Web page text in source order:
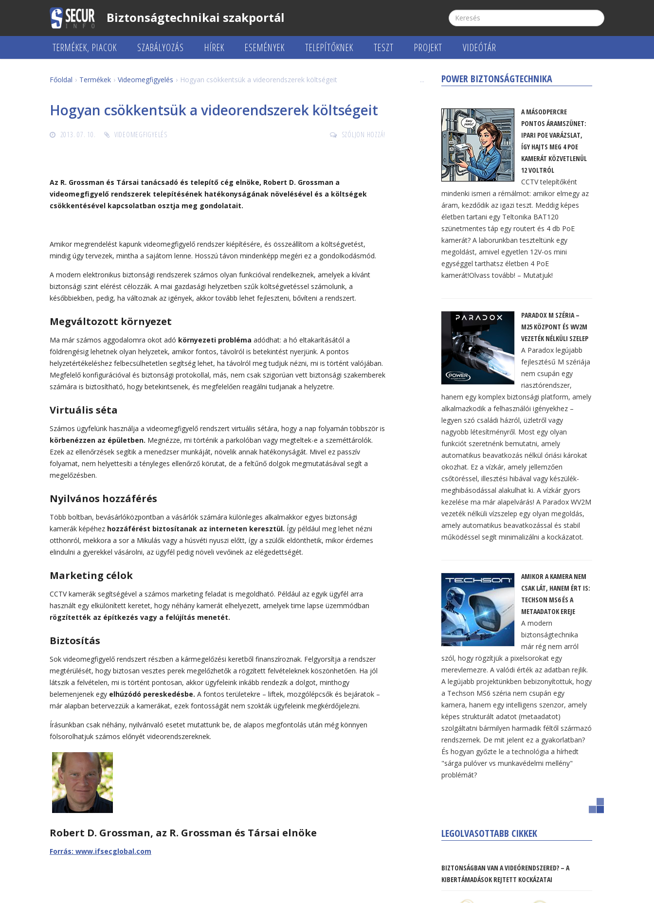
Biztonságtechnikai szakportál
TERMÉKEK, PIACOK SZABÁLYOZÁS HÍREK ESEMÉNYEK TELEPÍTŐKNEK TESZT PROJEKT VIDEÓTÁR
Főoldal Termékek Videomegfigyelés Hogyan csökkentsük a videorendszerek költségeit
Hogyan csökkentsük a videorendszerek költségeit
2013. 07. 10. VIDEOMEGFIGYELÉS SZÓLJON HOZZÁ!
Az R. Grossman és Társai tanácsadó és telepítő cég elnöke, Robert D. Grossman a
videomegfigyelő rendszerek telepítésének hatékonyságának növelésével és a költségek
csökkentésével kapcsolatban osztja meg gondolatait.
Amikor megrendelést kapunk videomegfigyelő rendszer kiépítésére, és összeállítom a költségvetést,
mindig úgy tervezek, mintha a sajátom lenne. Hosszú távon mindenképp megéri ez a gondolkodásmód.
A modern elektronikus biztonsági rendszerek számos olyan funkcióval rendelkeznek, amelyek a kívánt
biztonsági szint elérést célozzák. A mai gazdasági helyzetben szűk költségvetéssel számolunk, a
későbbiekben, pedig, ha változnak az igények, akkor tovább lehet fejleszteni, bővíteni a rendszert.
Megváltozott környezet
Ma már számos aggodalomra okot adó környezeti probléma adódhat: a hó eltakarításától a
földrengésig lehetnek olyan helyzetek, amikor fontos, távolról is betekintést nyerjünk. A pontos
helyzetértékeléshez felbecsülhetetlen segítség lehet, ha távolról meg tudjuk nézni, mi is történt valójában.
Megfelelő konfigurációval és biztonsági protokollal, más, nem csak szigorúan vett biztonsági szakemberek
számára is biztosítható, hogy betekintsenek, és megfelelően reagálni tudjanak a helyzetre.
Virtuális séta
Számos ügyfelünk használja a videomegfigyelő rendszert virtuális sétára, hogy a nap folyamán többször is
körbenézzen az épületben. Megnézze, mi történik a parkolóban vagy megteltek-e a szeméttárolók.
Ezek az ellenőrzések segítik a menedzser munkáját, növelik annak hatékonyságát. Mivel ez passzív
folyamat, nem helyettesíti a tényleges ellenőrző körutat, de a feltűnő dolgok megmutatásával segít a
megelőzésben.
Nyilvános hozzáférés
Több boltban, bevásárlóközpontban a vásárlók számára különleges alkalmakkor egyes biztonsági
kamerák képéhez hozzáférést biztosítanak az interneten keresztül. Így például meg lehet nézni
otthonról, mekkora a sor a Mikulás vagy a húsvéti nyuszi előtt, így a szülők eldönthetik, mikor érdemes
elindulni a gyerekkel vásárolni, az ügyfél pedig növeli vevőinek az elégedettségét.
Marketing célok
CCTV kamerák segítségével a számos marketing feladat is megoldható. Például az egyik ügyfél arra
használt egy elkülönített keretet, hogy néhány kamerát elhelyezett, amelyek time lapse üzemmódban
rögzítették az építkezés vagy a felújítás menetét.
Biztosítás
Sok videomegfigyelő rendszert részben a kármegelőzési keretből finanszíroznak. Felgyorsítja a rendszer
megtérülését, hogy biztosan vesztes perek megelőzhetők a rögzített felvételeknek köszönhetően. Ha jól
látszik a felvételen, mi is történt pontosan, akkor ügyfeleink inkább rendezik a dolgot, minthogy
belemenjenek egy elhúzódó pereskedésbe. A fontos területekre – liftek, mozgólépcsők és bejáratok –
már alapban betervezzük a kamerákat, ezek fontosságát nem szokták ügyfeleink megkérdőjelezni.
Írásunkban csak néhány, nyilvánvaló esetet mutattunk be, de alapos megfontolás után még könnyen
fölsorolhatjuk számos előnyét videorendszereknek.
Robert D. Grossman, az R. Grossman és Társai elnöke
Forrás: www.ifsecglobal.com
POWER BIZTONSÁGTECHNIKA
A MÁSODPERCRE
PONTOS ÁRAMSZÜNET:
IPARI POE VARÁZSLAT,
ÍGY HAJTS MEG 4 POE
KAMERÁT KÖZVETLENÜL
12 VOLTRÓL
CCTV telepítőként
mindenki ismeri a rémálmot: amikor elmegy az
áram, kezdődik az igazi teszt. Meddig képes
életben tartani egy Teltonika BAT120
szünetmentes táp egy routert és 4 db PoE
kamerát? A laborunkban teszteltünk egy
megoldást, amivel egyetlen 12V-os mini
egységgel tarthatsz életben 4 PoE
kamerát!Olvass tovább! – Mutatjuk!
PARADOX M SZÉRIA –
M25 KÖZPONT ÉS WV2M
VEZETÉK NÉLKÜLI SZELEP
A Paradox legújabb
fejlesztésű M szériája
nem csupán egy
riasztórendszer,
hanem egy komplex biztonsági platform, amely
alkalmazkodik a felhasználói igényekhez –
legyen szó családi házról, üzletről vagy
nagyobb létesítményről. Most egy olyan
funkciót szeretnénk bemutatni, amely
automatikus beavatkozás nélkül óriási károkat
okozhat. Ez a vízkár, amely jellemzően
csőtöréssel, illesztési hibával vagy készülék-
meghibásodással alakulhat ki. A vízkár gyors
kezelése ma már alapelvárás! A Paradox WV2M
vezeték nélküli vízszelep egy olyan megoldás,
amely automatikus beavatkozással és stabil
működéssel segít minimalizálni a kockázatot.
AMIKOR A KAMERA NEM
CSAK LÁT, HANEM ÉRT IS:
TECHSON MS6 ÉS A
METAADATOK EREJE
A modern
biztonságtechnika
már rég nem arról
szól, hogy rögzítjük a pixelsorokat egy
merevlemezre. A valódi érték az adatban rejlik.
A legújabb projektünkben bebizonyítottuk, hogy
a Techson MS6 széria nem csupán egy
kamera, hanem egy intelligens szenzor, amely
képes strukturált adatot (metaadatot)
szolgáltatni bármilyen harmadik féltől származó
rendszernek. De mit jelent ez a gyakorlatban?
És hogyan győzte le a technológia a hírhedt
"sárga pulóver vs munkavédelmi mellény"
problémát?
LEGOLVASOTTABB CIKKEK
BIZTONSÁGBAN VAN A VIDEÓRENDSZERED? – A
KIBERTÁMADÁSOK REJTETT KOCKÁZATAI